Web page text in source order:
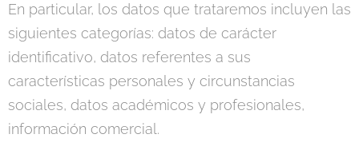
En particular, los datos que trataremos incluyen las
siguientes categorías: datos de carácter
identificativo, datos referentes a sus
características personales y circunstancias
sociales, datos académicos y profesionales,
información comercial.